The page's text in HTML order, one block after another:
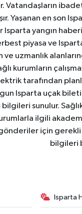
Vatandaşların
Yaşanan en son
yangın
piyasa ve
ve uzmanlık
kurumların
tarafından
Isparta uçak
sunulur.
ilgili
için
bilgileri
Isparta